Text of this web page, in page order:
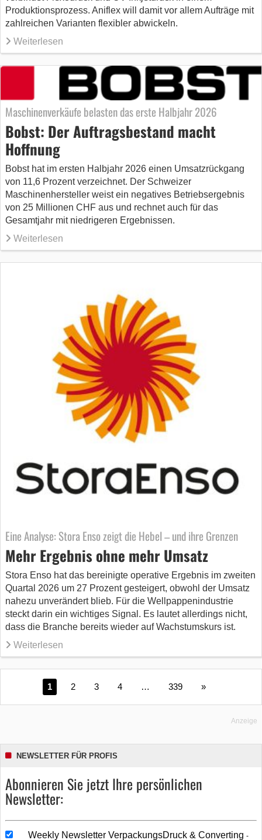
Produktionsprozess. Aniflex will damit vor allem Aufträge mit
zahlreichen Varianten flexibler abwickeln.
Weiterlesen
Maschinenverkäufe belasten das erste Halbjahr 2026
Bobst: Der Auftragsbestand macht
Hoffnung
Bobst hat im ersten Halbjahr 2026 einen Umsatzrückgang
von 11,6 Prozent verzeichnet. Der Schweizer
Maschinenhersteller weist ein negatives Betriebsergebnis
von 25 Millionen CHF aus und rechnet auch für das
Gesamtjahr mit niedrigeren Ergebnissen.
Weiterlesen
Eine Analyse: Stora Enso zeigt die Hebel – und ihre Grenzen
Mehr Ergebnis ohne mehr Umsatz
Stora Enso hat das bereinigte operative Ergebnis im zweiten
Quartal 2026 um 27 Prozent gesteigert, obwohl der Umsatz
nahezu unverändert blieb. Für die Wellpappenindustrie
steckt darin ein wichtiges Signal. Es lautet allerdings nicht,
dass die Branche bereits wieder auf Wachstumskurs ist.
Weiterlesen
1 2 3 4 … 339 »
Anzeige
NEWSLETTER FÜR PROFIS
Abonnieren Sie jetzt Ihre persönlichen
Newsletter:
Weekly Newsletter VerpackungsDruck & Converting